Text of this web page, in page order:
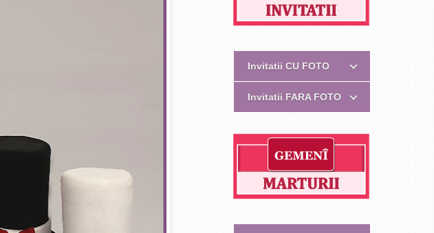
Invitatii CU FOTO
Invitatii FARA FOTO